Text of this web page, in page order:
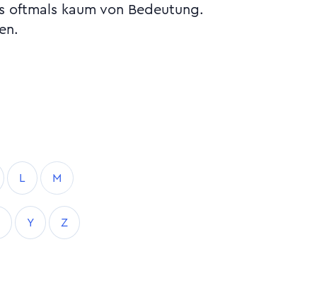
oftmals kaum von Bedeutung.
L M
Y Z